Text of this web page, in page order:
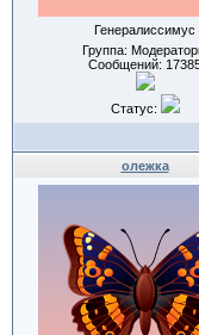
Генералиссимус
Группа:
Сообщений:
Статус:
олежка